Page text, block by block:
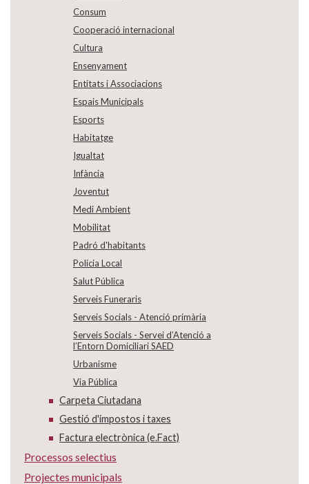
Consum
Cooperació internacional
Cultura
Ensenyament
Entitats i Associacions
Espais Municipals
Esports
Habitatge
Igualtat
Infància
Joventut
Medi Ambient
Mobilitat
Padró d'habitants
Policia Local
Salut Pública
Serveis Funeraris
Serveis Socials - Atenció primària
Serveis Socials - Servei d’Atenció a
l’Entorn Domiciliari SAED
Urbanisme
Via Pública
Carpeta Ciutadana
Gestió d'impostos i taxes
Factura electrònica (e.Fact)
Processos selectius
Projectes municipals